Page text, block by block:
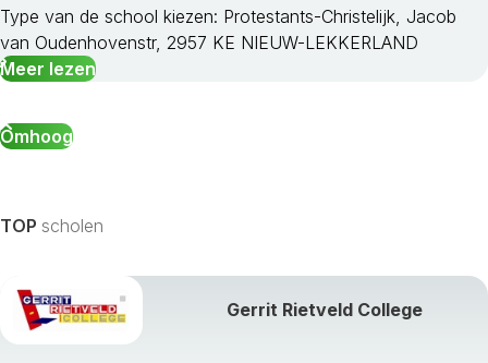
Leerdam
Leiden
Leiderdorp
Liesveld
Lisse
Midden-Delfland
Nieuw-Lekkerland
Noordwijk
Type van de school kiezen: Protestants-Christelijk, Jacob
van Oudenhovenstr, 2957 KE NIEUW-LEKKERLAND
Meer lezen
Omhoog
TOP scholen
Gerrit Rietveld College